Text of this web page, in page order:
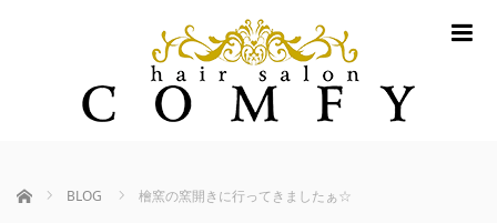
ホーム BLOG 檜窯の窯開きに行ってきましたぁ☆